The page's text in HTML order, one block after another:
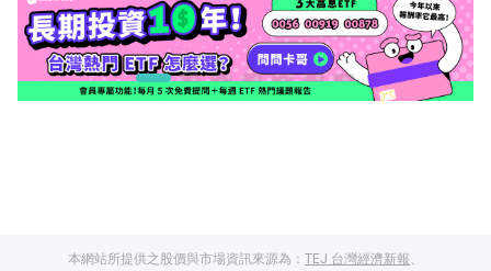
本網站所提供之股價與市場資訊來源為： TEJ 台灣經濟新報